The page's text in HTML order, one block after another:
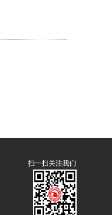
扫一扫关注我们